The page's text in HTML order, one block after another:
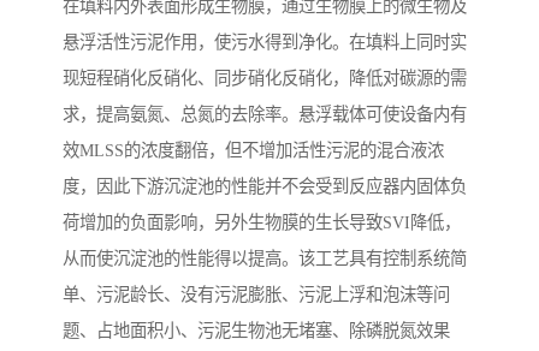
在填料内外表面形成生物膜，通过生物膜上的微生物及
悬浮活性污泥作用，使污水得到净化。在填料上同时实
现短程硝化反硝化、同步硝化反硝化，降低对碳源的需
求，提高氨氮、总氮的去除率。悬浮载体可使设备内有
效MLSS的浓度翻倍，但不增加活性污泥的混合液浓
度，因此下游沉淀池的性能并不会受到反应器内固体负
荷增加的负面影响，另外生物膜的生长导致SVI降低，
从而使沉淀池的性能得以提高。该工艺具有控制系统简
单、污泥龄长、没有污泥膨胀、污泥上浮和泡沫等问
题、占地面积小、污泥生物池无堵塞、除磷脱氮效果